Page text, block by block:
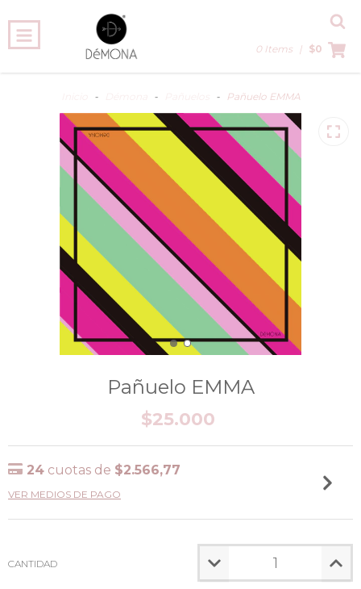
0 Items | $0
- - - Pañuelo EMMA
Pañuelo EMMA
$25.000
24 cuotas de $2.566,77
VER MEDIOS DE PAGO
CANTIDAD